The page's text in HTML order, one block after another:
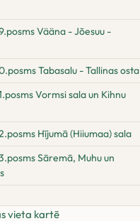
Vääna - Jõesuu -
Tabasalu - Tallinas osta
Vormsi sala un Kihnu
Hījumā (Hiiumaa) sala
Sāremā, Muhu un